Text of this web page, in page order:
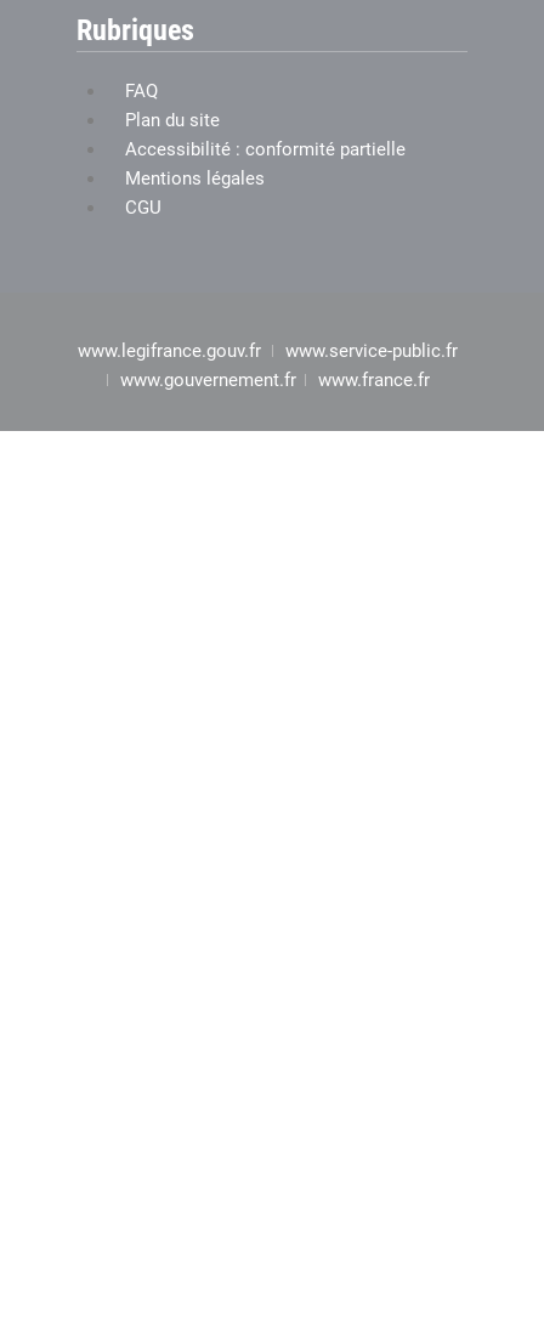
Rubriques
FAQ
Plan du site
Accessibilité : conformité partielle
Mentions légales
CGU
www.legifrance.gouv.fr
www.service-public.fr
www.gouvernement.fr
www.france.fr